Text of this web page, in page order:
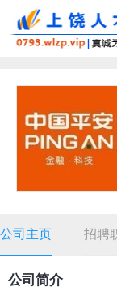
公司主页 招聘
公司简介